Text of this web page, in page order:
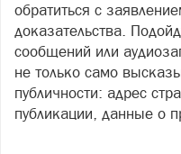
обратиться с
доказательства.
сообщений или
не только само
публичности: адрес
публикации, данные о